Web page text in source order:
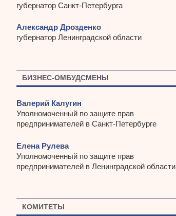
губернатор Санкт-Петербурга
Александр Дрозденко
губернатор Ленинградской области
БИЗНЕС-ОМБУДСМЕНЫ
Валерий Калугин
Уполномоченный по защите прав
предпринимателей в Санкт-Петербурге
Елена Рулева
Уполномоченный по защите прав
предпринимателей в Ленинградской области
КОМИТЕТЫ